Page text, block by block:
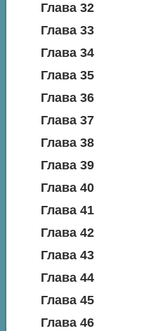
Глава 32
Глава 33
Глава 34
Глава 35
Глава 36
Глава 37
Глава 38
Глава 39
Глава 40
Глава 41
Глава 42
Глава 43
Глава 44
Глава 45
Глава 46